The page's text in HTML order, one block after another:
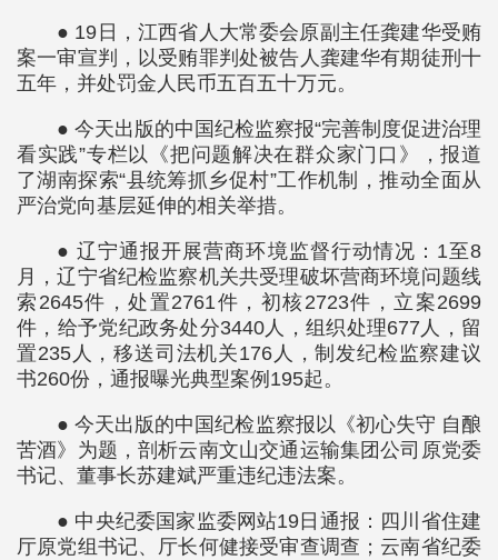
● 19日，江西省人大常委会原副主任龚建华受贿
案一审宣判，以受贿罪判处被告人龚建华有期徒刑十
五年，并处罚金人民币五百五十万元。
● 今天出版的中国纪检监察报“完善制度促进治理
看实践”专栏以《把问题解决在群众家门口》，报道
了湖南探索“县统筹抓乡促村”工作机制，推动全面从
严治党向基层延伸的相关举措。
● 辽宁通报开展营商环境监督行动情况：1至8
月，辽宁省纪检监察机关共受理破坏营商环境问题线
索2645件，处置2761件，初核2723件，立案2699
件，给予党纪政务处分3440人，组织处理677人，留
置235人，移送司法机关176人，制发纪检监察建议
书260份，通报曝光典型案例195起。
● 今天出版的中国纪检监察报以《初心失守 自酿
苦酒》为题，剖析云南文山交通运输集团公司原党委
书记、董事长苏建斌严重违纪违法案。
● 中央纪委国家监委网站19日通报：四川省住建
厅原党组书记、厅长何健接受审查调查；云南省纪委